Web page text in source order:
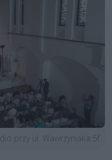
przy ul. Wawrzyniaka 5f